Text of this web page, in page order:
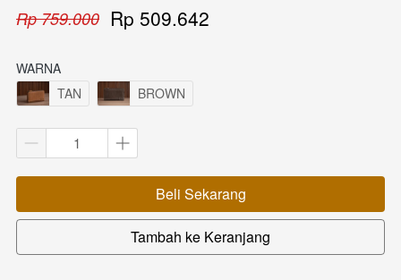
Rp 759.000 Rp 509.642
WARNA
TAN
BROWN
`Beli Sekarang
`
Tambah ke Keranjang